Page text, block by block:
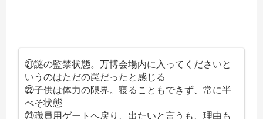
㉑謎の監禁状態。万博会場内に入ってくださいと
いうのはただの罠だったと感じる
㉒子供は体力の限界。寝ることもできず、常に半
べそ状態
㉓職員用ゲートへ戻り、出たいと言うも、理由も